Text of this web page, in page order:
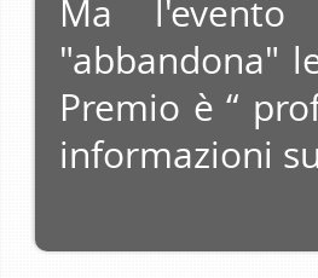
Ma
"abbandona"
Premio è “
informazioni su